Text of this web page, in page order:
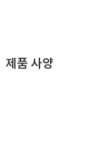
제품 사양